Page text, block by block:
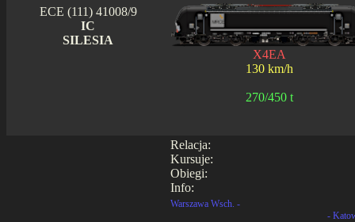
ECE (111) 41008/9
IC
SILESIA
X4EA
130 km/h
270/450 t
Relacja:
Kursuje:
Obiegi:
Info:
Warszawa Wsch. -
-